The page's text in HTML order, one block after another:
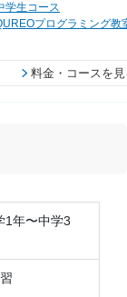
学生コース
プログラミング教
料金・コースを
1年〜中学3